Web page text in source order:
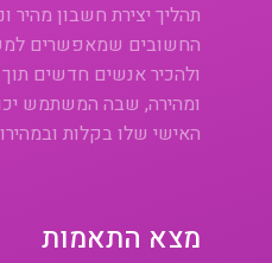
תהליך יצירת חשבון מהיר
החשובים שמאפשרים
ולהכיר אנשים חדשים
ומהירה, שבה המשתמש
האישי שלו בקלות
מצא התאמות